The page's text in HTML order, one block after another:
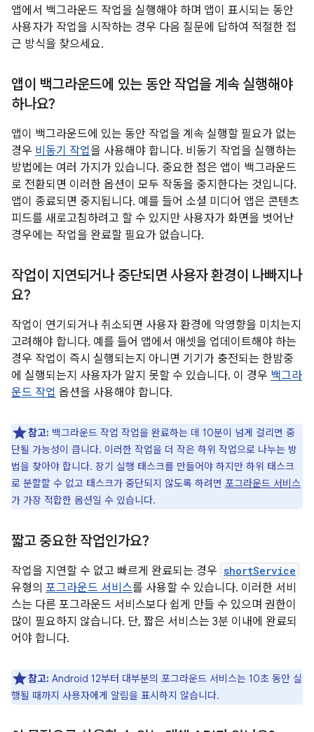
앱에서 백그라운드 작업을 실행해야 하며 앱이 표시되는 동안
사용자가 작업을 시작하는 경우 다음 질문에 답하여 적절한 접
근 방식을 찾으세요.
앱이 백그라운드에 있는 동안 작업을 계속 실행해야
하나요?
앱이 백그라운드에 있는 동안 작업을 계속 실행할 필요가 없는
경우 비동기 작업을 사용해야 합니다. 비동기 작업을 실행하는
방법에는 여러 가지가 있습니다. 중요한 점은 앱이 백그라운드
로 전환되면 이러한 옵션이 모두 작동을 중지한다는 것입니다.
앱이 종료되면 중지됩니다. 예를 들어 소셜 미디어 앱은 콘텐츠
피드를 새로고침하려고 할 수 있지만 사용자가 화면을 벗어난
경우에는 작업을 완료할 필요가 없습니다.
작업이 지연되거나 중단되면 사용자 환경이 나빠지나
요?
작업이 연기되거나 취소되면 사용자 환경에 악영향을 미치는지
고려해야 합니다. 예를 들어 앱에서 애셋을 업데이트해야 하는
경우 작업이 즉시 실행되는지 아니면 기기가 충전되는 한밤중
에 실행되는지 사용자가 알지 못할 수 있습니다. 이 경우 백그라
운드 작업 옵션을 사용해야 합니다.
참고: 백그라운드 작업 작업을 완료하는 데 10분이 넘게 걸리면 중
단될 가능성이 큽니다. 이러한 작업을 더 작은 하위 작업으로 나누는 방
법을 찾아야 합니다. 장기 실행 태스크를 만들어야 하지만 하위 태스크
로 분할할 수 없고 태스크가 중단되지 않도록 하려면 포그라운드 서비스
가 가장 적합한 옵션일 수 있습니다.
짧고 중요한 작업인가요?
작업을 지연할 수 없고 빠르게 완료되는 경우 shortService
유형의 포그라운드 서비스를 사용할 수 있습니다. 이러한 서비
스는 다른 포그라운드 서비스보다 쉽게 만들 수 있으며 권한이
많이 필요하지 않습니다. 단, 짧은 서비스는 3분 이내에 완료되
어야 합니다.
참고: Android 12부터 대부분의 포그라운드 서비스는 10초 동안 실
행될 때까지 사용자에게 알림을 표시하지 않습니다.